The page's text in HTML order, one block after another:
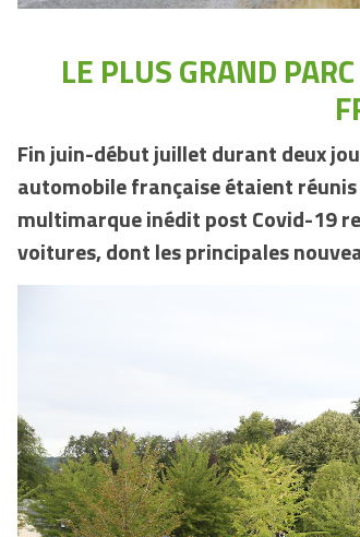
LE PLUS GRAND
Fin juin-début juillet durant deux
automobilefrançaise étaient réunis
multimarque inédit post Covid-19
voitures, dont les principales